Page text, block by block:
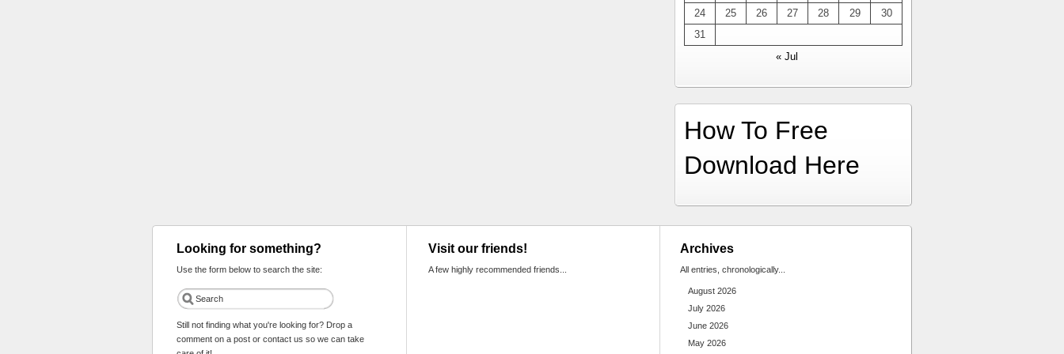
24
25 26 27 28 29
30
31
« Jul
How To Free
Download Here
Looking for something?
Use the form below to search the site:
Still not finding what you're looking for? Drop a
comment on a post or contact us so we can take
Visit our friends!
A few highly recommended friends...
Archives
All entries, chronologically...
August 2026
July 2026
June 2026
May 2026